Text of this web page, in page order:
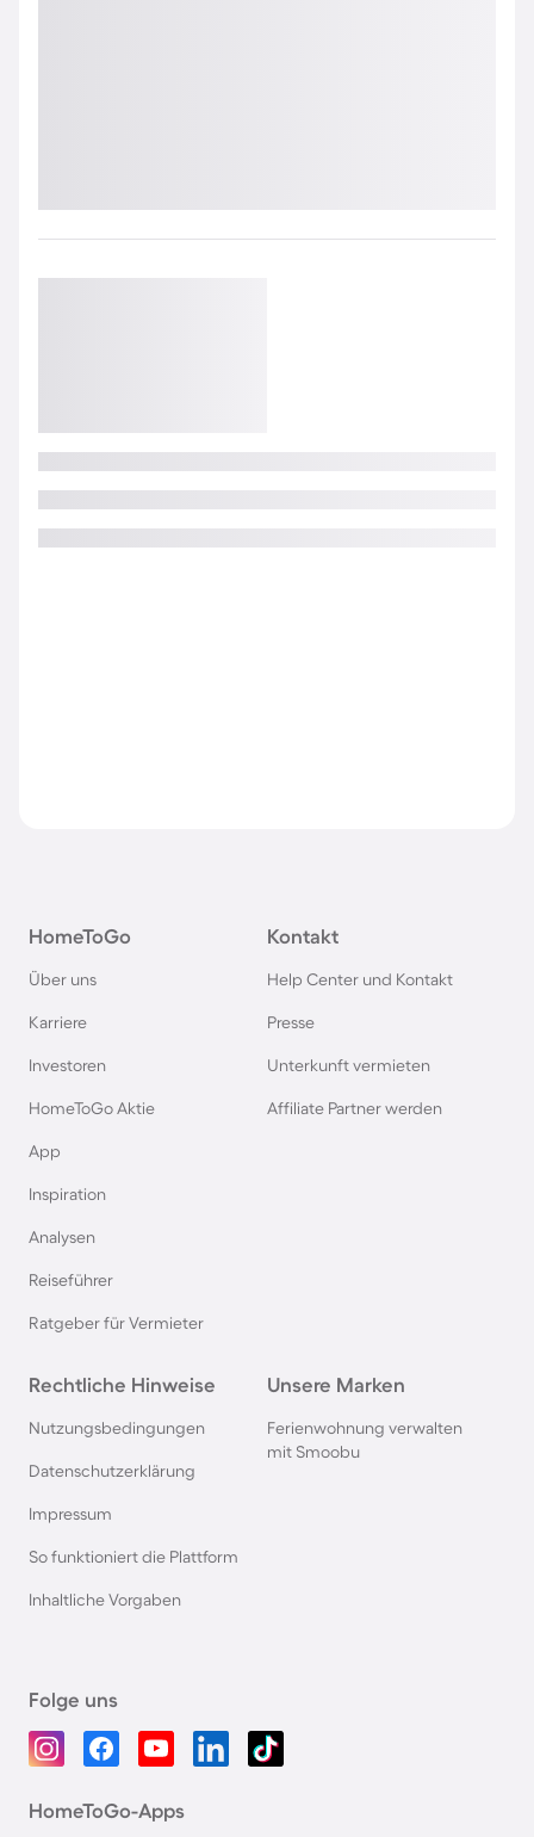
HomeToGo
Über uns
Karriere
Investoren
HomeToGo Aktie
App
Inspiration
Analysen
Reiseführer
Ratgeber für Vermieter
Kontakt
Help Center und Kontakt
Presse
Unterkunft vermieten
Affiliate Partner werden
Rechtliche Hinweise
Nutzungsbedingungen
Datenschutzerklärung
Impressum
So funktioniert die Plattform
Inhaltliche Vorgaben
Unsere Marken
Ferienwohnung verwalten
mit Smoobu
Folge uns
HomeToGo-Apps